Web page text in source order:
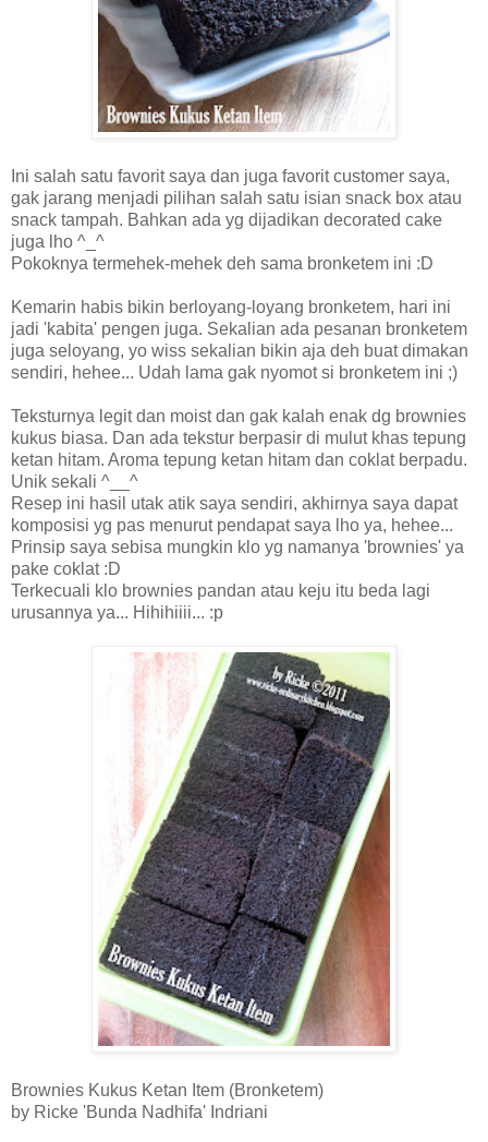
Ini salah satu favorit saya dan juga favorit customer saya,
gak jarang menjadi pilihan salah satu isian snack box atau
snack tampah. Bahkan ada yg dijadikan decorated cake
juga lho ^_^
Pokoknya termehek-mehek deh sama bronketem ini :D
Kemarin habis bikin berloyang-loyang bronketem, hari ini
jadi 'kabita' pengen juga. Sekalian ada pesanan bronketem
juga seloyang, yo wiss sekalian bikin aja deh buat dimakan
sendiri, hehee... Udah lama gak nyomot si bronketem ini ;)
Teksturnya legit dan moist dan gak kalah enak dg brownies
kukus biasa. Dan ada tekstur berpasir di mulut khas tepung
ketan hitam. Aroma tepung ketan hitam dan coklat berpadu.
Unik sekali ^__^
Resep ini hasil utak atik saya sendiri, akhirnya saya dapat
komposisi yg pas menurut pendapat saya lho ya, hehee...
Prinsip saya sebisa mungkin klo yg namanya 'brownies' ya
pake coklat :D
Terkecuali klo brownies pandan atau keju itu beda lagi
urusannya ya... Hihihiiii... :p
Brownies Kukus Ketan Item (Bronketem)
by Ricke 'Bunda Nadhifa' Indriani